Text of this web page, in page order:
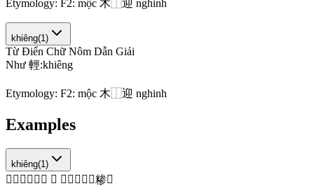
Etymology: F2: mộc 木⿰迎 nghinh
khiêng(1 )
Từ Điển Chữ Nôm Dẫn Giải
Như 輕:khiêng
Etymology: F2: mộc 木⿰迎 nghinh
Examples
khiêng(1)
𢆥 󰅒 𠶒 㙁 𥜤 茄 弹 翁 辰 𠃣 弹 𱙘糁𭪧